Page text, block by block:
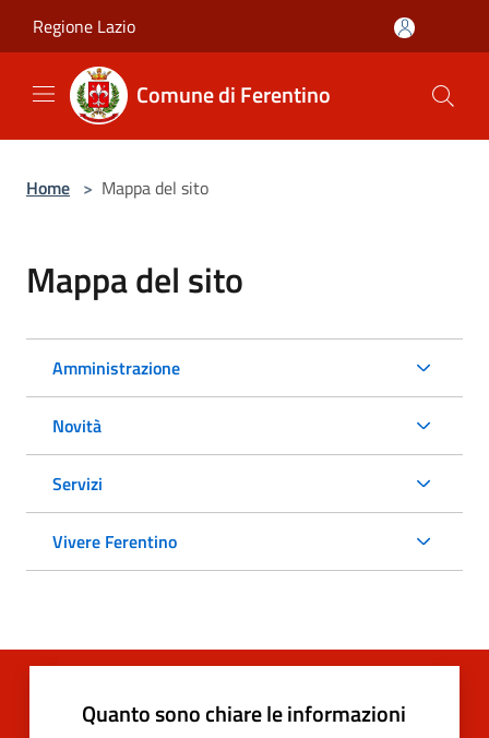
Regione Lazio
Comune di Ferentino
Home > Mappa del sito
Mappa del sito
Amministrazione
Novità
Servizi
Vivere Ferentino
Quanto sono chiare le informazioni